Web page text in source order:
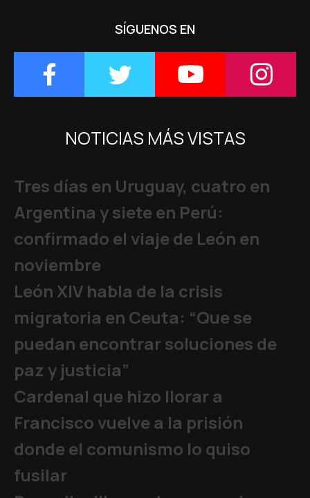
SÍGUENOS EN
NOTICIAS MÁS VISTAS
Tres días en Uruguay, cuatro en
Argentina y siete en Perú:
confirmado el viaje de León en
noviembre
León XIV habla de la crisis
migratoria en Ceuta: “Que se
puedan encontrar soluciones de
paz y justicia”
Cardenal que hizo llorar a
Francisco vuelve a la prisión
donde el comunismo lo quiso
fusilar